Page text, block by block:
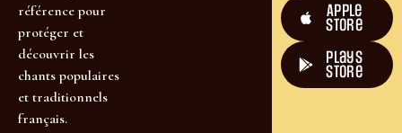
référence pour
protéger et
découvrir les
chants populaires
et traditionnels
français.
Apple
Store
plays
store